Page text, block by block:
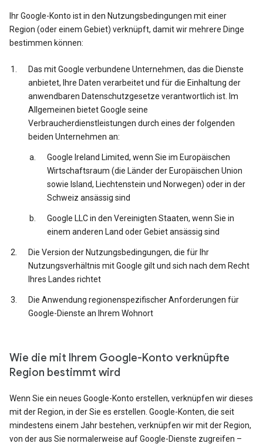
Ihr Google-Konto ist in den Nutzungsbedingungen mit einer
Region (oder einem Gebiet) verknüpft, damit wir mehrere Dinge
bestimmen können:
Das mit Google verbundene Unternehmen, das die Dienste
anbietet, Ihre Daten verarbeitet und für die Einhaltung der
anwendbaren Datenschutzgesetze verantwortlich ist. Im
Allgemeinen bietet Google seine
Verbraucherdienstleistungen durch eines der folgenden
beiden Unternehmen an:
Google Ireland Limited, wenn Sie im Europäischen
Wirtschaftsraum (die Länder der Europäischen Union
sowie Island, Liechtenstein und Norwegen) oder in der
Schweiz ansässig sind
Google LLC in den Vereinigten Staaten, wenn Sie in
einem anderen Land oder Gebiet ansässig sind
Die Version der Nutzungsbedingungen, die für Ihr
Nutzungsverhältnis mit Google gilt und sich nach dem Recht
Ihres Landes richtet
Die Anwendung regionenspezifischer Anforderungen für
Google-Dienste an Ihrem Wohnort
Wie die mit Ihrem Google-Konto verknüpfte
Region bestimmt wird
Wenn Sie ein neues Google-Konto erstellen, verknüpfen wir dieses
mit der Region, in der Sie es erstellen. Google-Konten, die seit
mindestens einem Jahr bestehen, verknüpfen wir mit der Region,
von der aus Sie normalerweise auf Google-Dienste zugreifen –